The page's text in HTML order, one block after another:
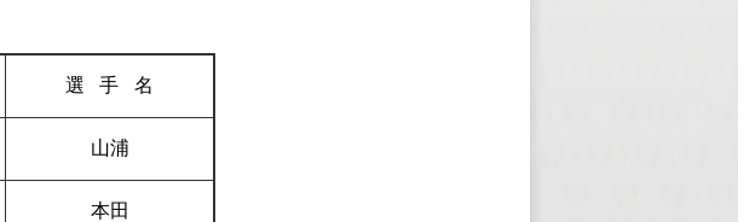
選手名
山浦
本田